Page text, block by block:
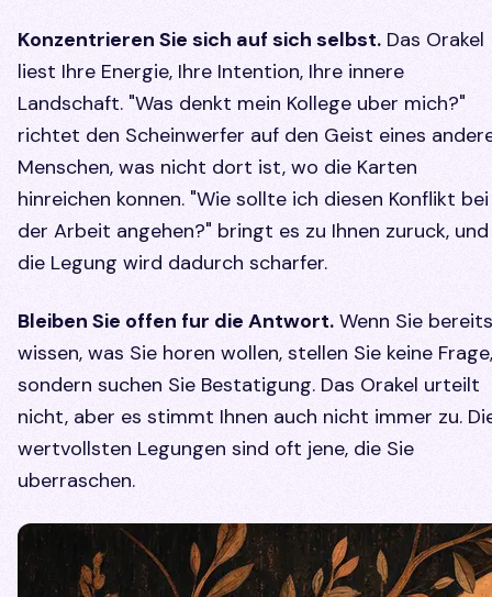
Konzentrieren Sie sich auf sich selbst. Das Orakel
liest Ihre Energie, Ihre Intention, Ihre innere
Landschaft. "Was denkt mein Kollege uber mich?"
richtet den Scheinwerfer auf den Geist eines
Menschen, was nicht dort ist, wo die Karten
hinreichen konnen. "Wie sollte ich diesen Konflikt bei
der Arbeit angehen?" bringt es zu Ihnen zuruck, und
die Legung wird dadurch scharfer.
Bleiben Sie offen fur die Antwort. Wenn Sie bereits
wissen, was Sie horen wollen, stellen Sie keine Frage,
sondern suchen Sie Bestatigung. Das Orakel urteilt
nicht, aber es stimmt Ihnen auch nicht immer zu.
wertvollsten Legungen sind oft jene, die Sie
uberraschen.